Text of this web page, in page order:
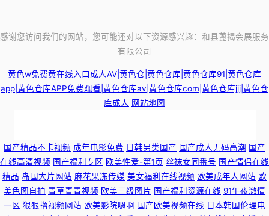
感谢您访问我们的网站，您可能还对以下资源感兴趣：和县蓖揭会展服务
有限公司
黄色w免费黄在线入口成人AV|黄色仓|黄色仓库|黄色仓库91|黄色仓库
app|黄色仓库APP免费观看|黄色仓库av|黄色仓库com|黄色仓库jjj|黄色仓
库成人 网站地图
国产视频自 人人色人人插 香蕉视频久久 欧美日韩精品在线一区二区视频 免
费福利社老司机 日本理论免费在线观看 成人性交黄色片免费看 国产精品一
精二精 免费看黄网站污污污 99国产 东方AV在线国产精品高清一区 欧美69网
国产精品不卡视频 成年电影免费 日韩另类国产 国产成人无码高潮 国产
在线高清视频 国产福利专区 欧美性爱-第1页 丝袜女同番号 国产情侣在线
精品 岛国大片网站 麻花果冻传媒 美女福利在线视频 欧美成年人网站 欧
美色图自拍 青草青青视频 欧美三级图片 国产福利资源在线 91午夜激情
一区 狠狠撸视频网站 欧美影院嗯啊 国产欧美视频在线 日本韩国伦理电